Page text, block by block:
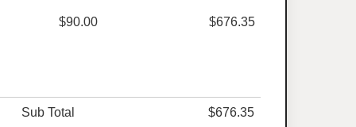
$90.00 $676.35
Sub Total $676.35